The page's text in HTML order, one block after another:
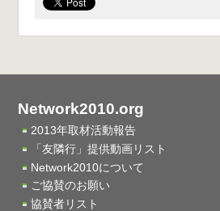
Network2010.org
2013年取材活動報告
「友隣行」提供動画リスト
Network2010について
ご協賛のお願い
協賛者リスト